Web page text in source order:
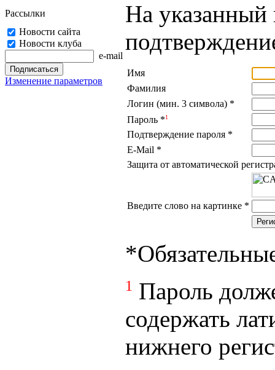
Рассылки
Новости сайта
Новости клуба
e-mail
Изменение параметров
На указанный
Имя
Фамилия
Логин (мин. 3 символа) *
Пароль *1
Подтверждение пароля *
E-Mail *
Защита от автоматической
Введите слово на картинке *
*
1 Пароль
содержать
нижнего